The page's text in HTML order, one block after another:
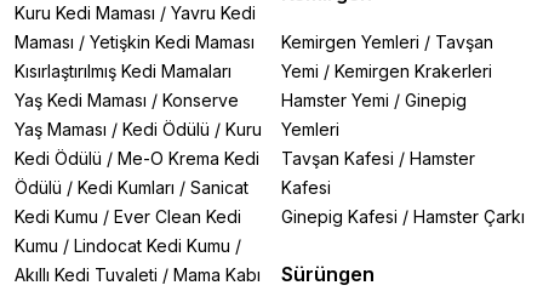
Kuru Kedi Maması / Yavru Kedi
Maması / Yetişkin Kedi Maması
Kısırlaştırılmış Kedi Mamaları
Yaş Kedi Maması / Konserve
Yaş Maması / Kedi Ödülü / Kuru
Kedi Ödülü / Me-O Krema Kedi
Ödülü / Kedi Kumları / Sanicat
Kedi Kumu / Ever Clean Kedi
Kumu / Lindocat Kedi Kumu /
Akıllı Kedi Tuvaleti / Mama Kabı
Kemirgen Yemleri / Tavşan
Yemi / Kemirgen Krakerleri
Hamster Yemi / Ginepig
Yemleri
Tavşan Kafesi / Hamster
Kafesi
Ginepig Kafesi / Hamster Çarkı
Sürüngen